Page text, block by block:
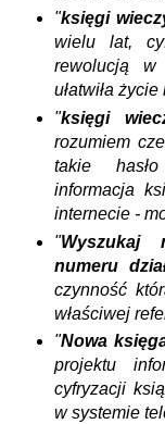
"księgi
wielu lat,
rewolucją
ułatwiła
"księgi
rozumiem
takie
informacja
internecie -
"Wyszukaj
numeru
czynność
właściwej
"Nowa
projektu
cyfryzacji
w systemie